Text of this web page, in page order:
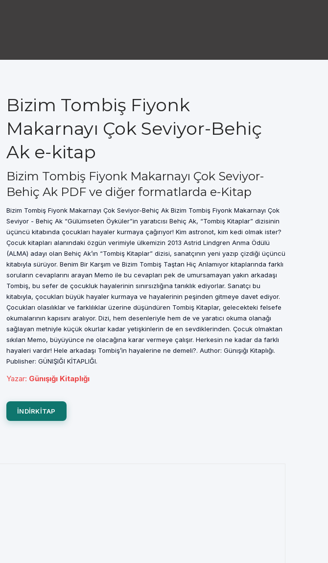
Bizim Tombiş Fiyonk
Makarnayı Çok Seviyor-Behiç
Ak e-kitap
Bizim Tombiş Fiyonk Makarnayı Çok Seviyor-
Behiç Ak PDF ve diğer formatlarda e-Kitap
Bizim Tombiş Fiyonk Makarnayı Çok Seviyor-Behiç Ak Bizim Tombiş Fiyonk Makarnayı Çok
Seviyor - Behiç Ak “Gülümseten Öyküler”in yaratıcısı Behiç Ak, “Tombiş Kitaplar” dizisinin
üçüncü kitabında çocukları hayaler kurmaya çağırıyor! Kim astronot, kim kedi olmak ister?
Çocuk kitapları alanındaki özgün verimiyle ülkemizin 2013 Astrid Lindgren Anma Ödülü
(ALMA) adayı olan Behiç Ak’ın “Tombiş Kitaplar” dizisi, sanatçının yeni yazıp çizdiği üçüncü
kitabıyla sürüyor. Benim Bir Karşım ve Bizim Tombiş Taştan Hiç Anlamıyor kitaplarında farklı
soruların cevaplarını arayan Memo ile bu cevapları pek de umursamayan yakın arkadaşı
Tombiş, bu sefer de çocukluk hayalerinin sınırsızlığına tanıklık ediyorlar. Sanatçı bu
kitabıyla, çocukları büyük hayaler kurmaya ve hayalerinin peşinden gitmeye davet ediyor.
Çocukları olasılıklar ve farklılıklar üzerine düşündüren Tombiş Kitaplar, gelecekteki felsefe
okumalarının kapısını aralıyor. Dizi, hem desenleriyle hem de ve yaratıcı okuma olanağı
sağlayan metniyle küçük okurlar kadar yetişkinlerin de en sevdiklerinden. Çocuk olmaktan
sıkılan Memo, büyüyünce ne olacağına karar vermeye çalışır. Herkesin ne kadar da farklı
hayaleri vardır! Hele arkadaşı Tombiş’in hayalerine ne demeli?. Author: Günışığı Kitaplığı.
Publisher: GÜNIŞIĞI KİTAPLIĞI.
Yazar: Günışığı Kitaplığı
INDIRKITAP